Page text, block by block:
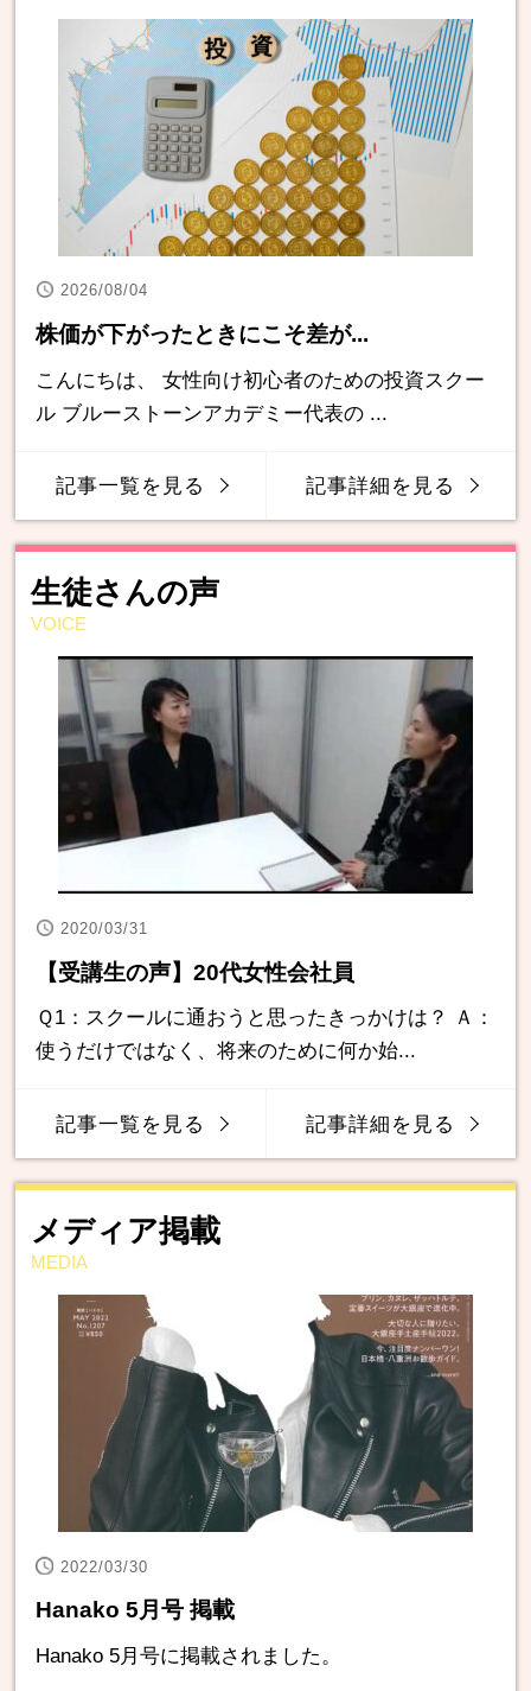
2026/08/04
株価が下がったときにこそ差が...
こんにちは、 女性向け初心者のための投資スクー
ル ブルーストーンアカデミー代表の ...
記事一覧を見る 記事詳細を見る
生徒さんの声
VOICE
2020/03/31
【受講生の声】20代女性会社員
Ｑ1：スクールに通おうと思ったきっかけは？ Ａ：
使うだけではなく、将来のために何か始...
記事一覧を見る 記事詳細を見る
メディア掲載
MEDIA
2022/03/30
Hanako 5月号 掲載
Hanako 5月号に掲載されました。